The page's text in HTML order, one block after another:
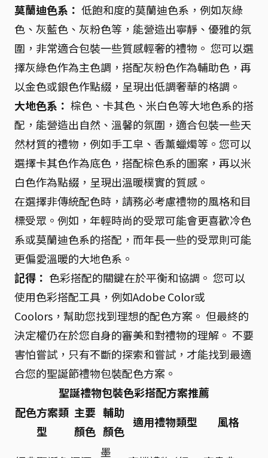
莫蘭迪色系： 低飽和度的莫蘭迪色系，例如灰綠
色、灰藍色、灰粉色等，能營造出寧靜、優雅的氛
圍，非常適合包裝一些質感輕奢的禮物。 您可以選
擇灰綠色作為主色調，搭配灰粉色作為輔助色，再
以金色或銀色作點綴，呈現出低調奢華的格調。
大地色系： 棕色、卡其色、米白色等大地色系的搭
配，能營造出自然、溫馨的氛圍，適合包裝一些天
然材質的禮物，例如手工皁、香薰蠟燭等。您可以
選擇卡其色作為底色，搭配棕色系的圖案，再以米
白色作為點綴，呈現出溫暖樸實的質感。
在選擇非傳統配色時，請務必考慮禮物的風格和目
標受眾。例如，年輕時尚的受眾可能會更喜歡冷色
系或莫蘭迪色系的搭配，而年長一些的受眾則可能
更偏愛溫暖的大地色系。
記得： 色彩搭配的關鍵在於平衡和協調。 您可以
使用色彩搭配工具，例如Adobe Color或
Coolors，幫助您找到理想的配色方案。 但最終的
決定權仍在於您自身的審美和對禮物的理解。 不要
害怕嘗試，只有不斷的探索和嘗試，才能找到最適
合您的聖誕節禮物包裝配色方案。
聖誕禮物包裝色彩搭配方案推薦
配色方案類
型
主要
顏色
輔助
顏色
適用禮物類型 風格
墨